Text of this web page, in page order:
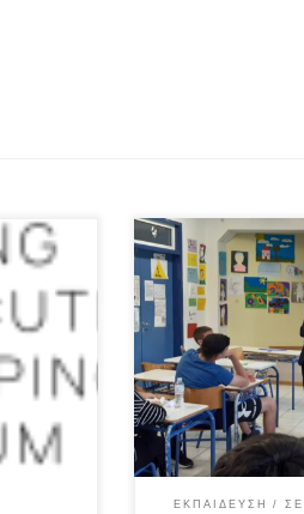
‘Yes Tour
της Γ΄
και τα
Στις 2 Μαΐου 2023
σχολείου μας,
και την παροχή
μαθητές/τριες της
ζητήματα
εκδήλωση έγινε στο
δράσης του
Γυμνάσιο».
ΕΚΠΑΊΔΕΥΣΗ